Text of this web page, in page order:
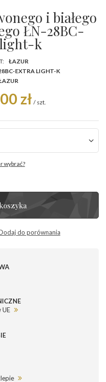
i białego
ŁN-28BC-
light-k
ŁAZUR
EXTRA LIGHT-K
zł / szt.
wybrać?
do porównania
UE